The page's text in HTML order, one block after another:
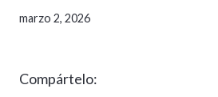
marzo 2, 2026
Compártelo: